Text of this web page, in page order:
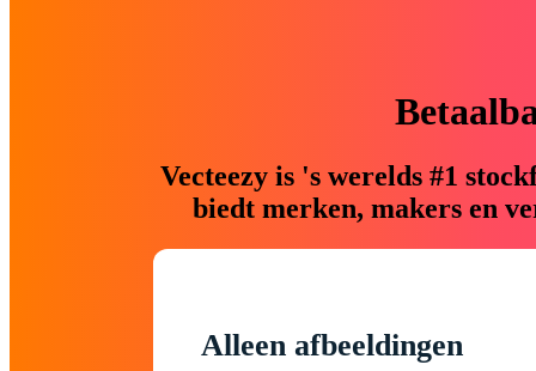
Vecteezy is 's werelds #1
biedt merken, makers en
Alleen afbeeldingen